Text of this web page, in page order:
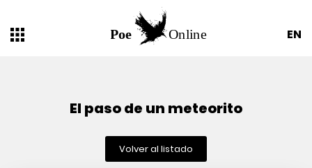
EN
El paso de un meteorito
Volver al listado